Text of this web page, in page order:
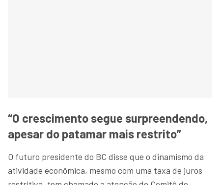
“O crescimento segue surpreendendo,
apesar do patamar mais restrito”
O futuro presidente do BC disse que o dinamismo da
atividade econômica, mesmo com uma taxa de juros